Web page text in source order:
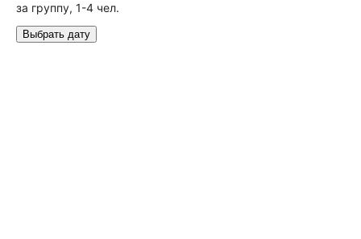
за группу, 1-4 чел.
Выбрать дату